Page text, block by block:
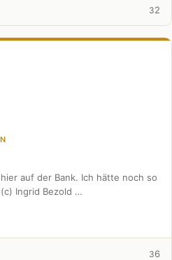
32
auf der Bank. Ich hätte noch so
Ingrid Bezold …
36